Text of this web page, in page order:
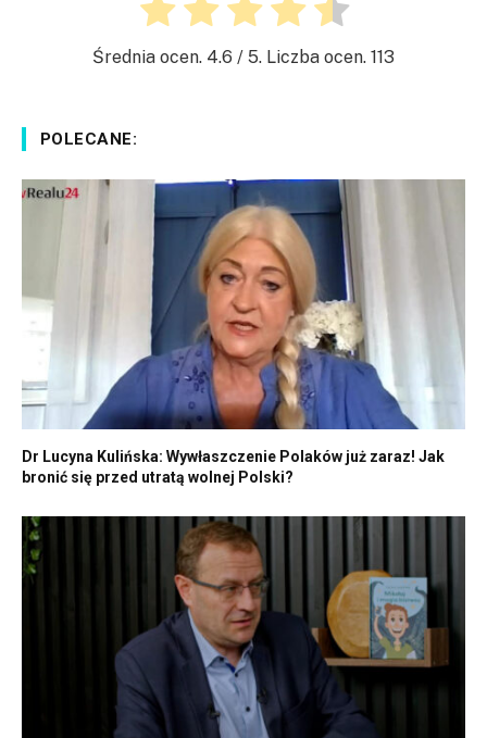
Średnia ocen. 4.6 / 5. Liczba ocen. 113
POLECANE:
Dr Lucyna Kulińska: Wywłaszczenie Polaków już zaraz! Jak
bronić się przed utratą wolnej Polski?